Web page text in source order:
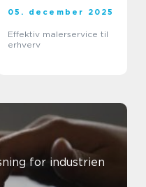
05. december 2025
Effektiv malerservice til
erhverv
for industrien